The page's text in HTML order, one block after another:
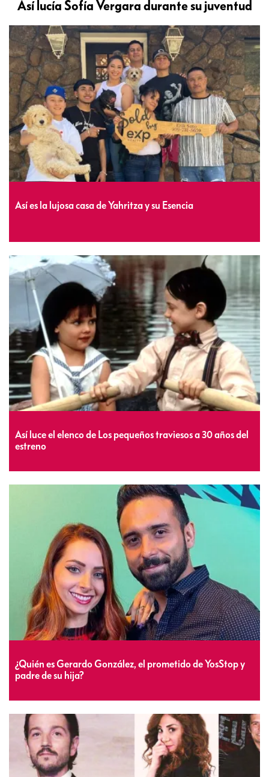
Así lucía Sofía Vergara durante su juventud
Así es la lujosa casa de Yahritza y su Esencia
Así luce el elenco de Los pequeños traviesos a 30 años del
estreno
¿Quién es Gerardo González, el prometido de YosStop y
padre de su hija?